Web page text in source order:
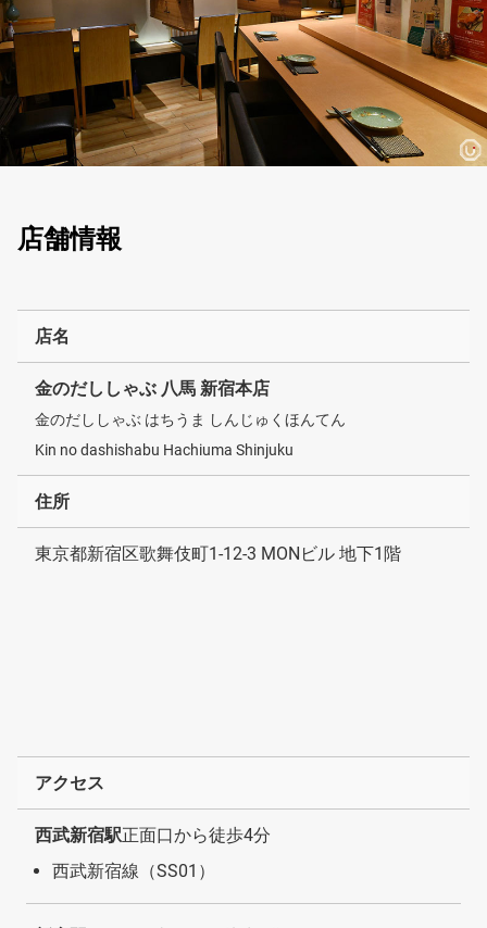
店舗情報
店名
金のだししゃぶ 八馬 新宿本店
金のだししゃぶ はちうま しんじゅくほんてん
Kin no dashishabu Hachiuma Shinjuku
住所
東京都新宿区歌舞伎町1-12-3 MONビル 地下1階
アクセス
西武新宿駅正面口から徒歩4分
西武新宿線（SS01）